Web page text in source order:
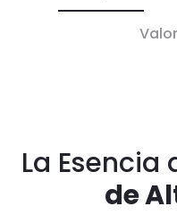
La Esencia
de